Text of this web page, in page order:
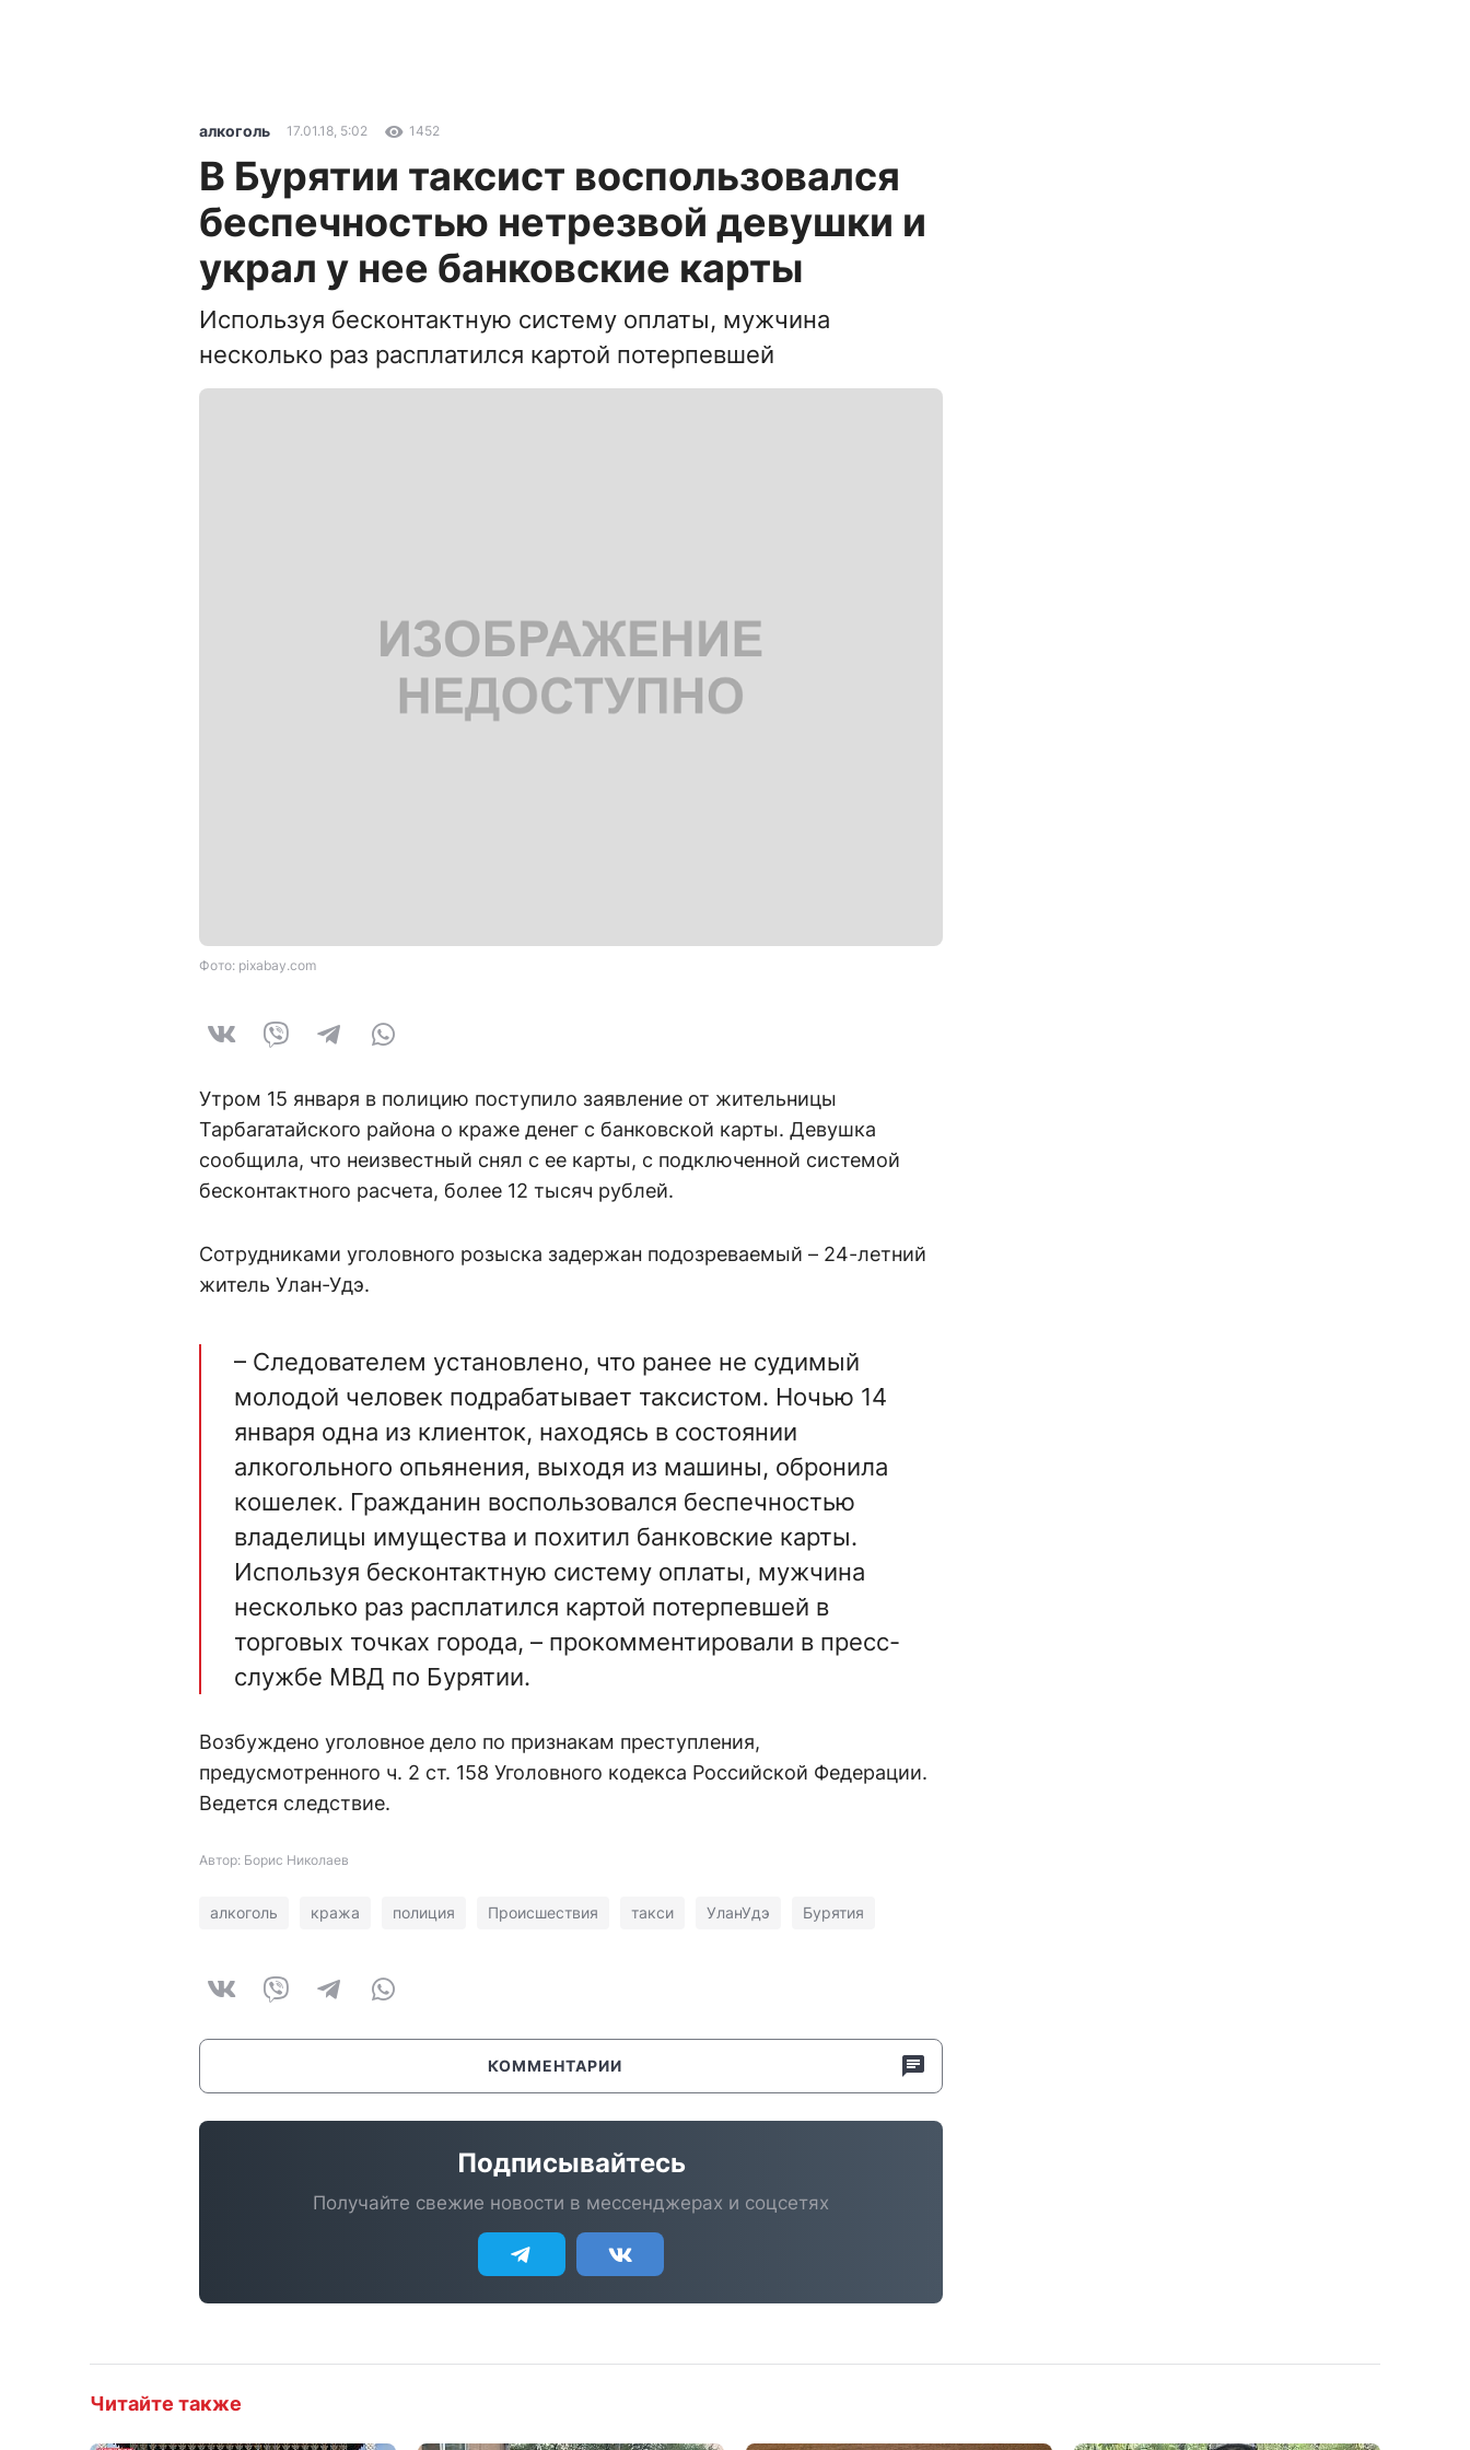
алкоголь 17.01.18, 5:02 1452
В Бурятии таксист воспользовался
беспечностью нетрезвой девушки и
украл у нее банковские карты
Используя бесконтактную систему оплаты, мужчина
несколько раз расплатился картой потерпевшей
Фото: pixabay.com
Утром 15 января в полицию поступило заявление от жительницы
Тарбагатайского района о краже денег с банковской карты. Девушка
сообщила, что неизвестный снял с ее карты, с подключенной системой
бесконтактного расчета, более 12 тысяч рублей.
Сотрудниками уголовного розыска задержан подозреваемый – 24-летний
житель Улан-Удэ.
– Следователем установлено, что ранее не судимый
молодой человек подрабатывает таксистом. Ночью 14
января одна из клиенток, находясь в состоянии
алкогольного опьянения, выходя из машины, обронила
кошелек. Гражданин воспользовался беспечностью
владелицы имущества и похитил банковские карты.
Используя бесконтактную систему оплаты, мужчина
несколько раз расплатился картой потерпевшей в
торговых точках города, – прокомментировали в пресс-
службе МВД по Бурятии.
Возбуждено уголовное дело по признакам преступления,
предусмотренного ч. 2 ст. 158 Уголовного кодекса Российской Федерации.
Ведется следствие.
Автор: Борис Николаев
алкоголь кража полиция Происшествия такси УланУдэ Бурятия
КОММЕНТАРИИ
Подписывайтесь
Получайте свежие новости в мессенджерах и соцсетях
Читайте также